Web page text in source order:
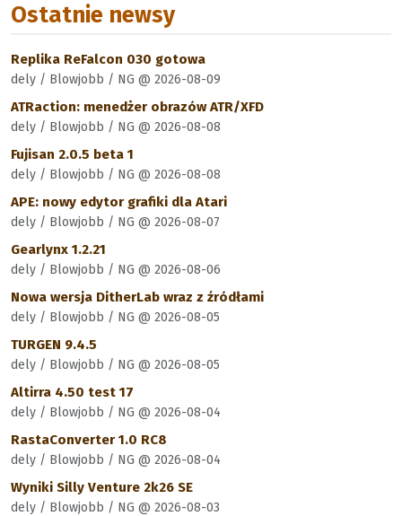
Ostatnie newsy
Replika ReFalcon 030 gotowa
dely / Blowjobb / NG @ 2026-08-09
ATRaction: menedżer obrazów ATR/XFD
dely / Blowjobb / NG @ 2026-08-08
Fujisan 2.0.5 beta 1
dely / Blowjobb / NG @ 2026-08-08
APE: nowy edytor grafiki dla Atari
dely / Blowjobb / NG @ 2026-08-07
Gearlynx 1.2.21
dely / Blowjobb / NG @ 2026-08-06
Nowa wersja DitherLab wraz z źródłami
dely / Blowjobb / NG @ 2026-08-05
TURGEN 9.4.5
dely / Blowjobb / NG @ 2026-08-05
Altirra 4.50 test 17
dely / Blowjobb / NG @ 2026-08-04
RastaConverter 1.0 RC8
dely / Blowjobb / NG @ 2026-08-04
Wyniki Silly Venture 2k26 SE
dely / Blowjobb / NG @ 2026-08-03